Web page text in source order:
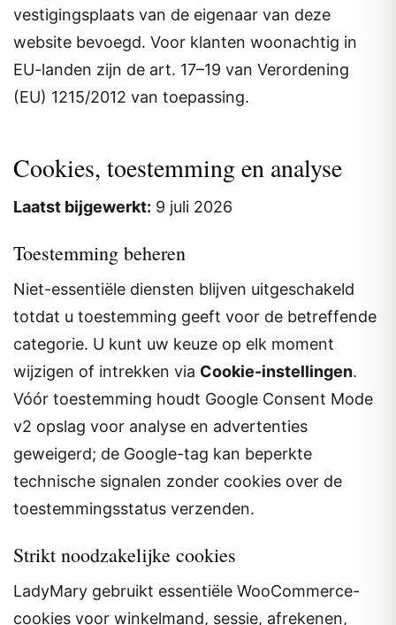
vestigingsplaats van de eigenaar van deze
website bevoegd. Voor klanten woonachtig in
EU-landen zijn de art. 17–19 van Verordening
(EU) 1215/2012 van toepassing.
Cookies, toestemming en analyse
Laatst bijgewerkt: 9 juli 2026
Toestemming beheren
Niet-essentiële diensten blijven uitgeschakeld
totdat u toestemming geeft voor de betreffende
categorie. U kunt uw keuze op elk moment
wijzigen of intrekken via Cookie-instellingen.
Vóór toestemming houdt Google Consent Mode
v2 opslag voor analyse en advertenties
geweigerd; de Google-tag kan beperkte
technische signalen zonder cookies over de
toestemmingsstatus verzenden.
Strikt noodzakelijke cookies
LadyMary gebruikt essentiële WooCommerce-
cookies voor winkelmand, sessie, afrekenen,